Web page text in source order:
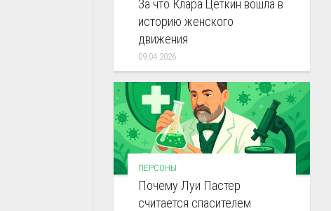
За что Клара Цеткин вошла в
историю женского
движения
09.04.2026
ПЕРСОНЫ
Почему Луи Пастер
считается спасителем